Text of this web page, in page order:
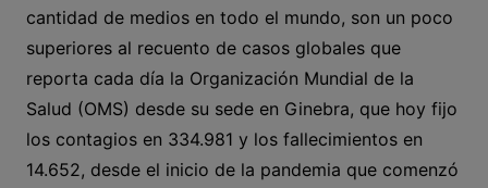
cantidad de medios en todo el mundo, son un poco
superiores al recuento de casos globales que
reporta cada día la Organización Mundial de la
Salud (OMS) desde su sede en Ginebra, que hoy fijo
los contagios en 334.981 y los fallecimientos en
14.652, desde el inicio de la pandemia que comenzó